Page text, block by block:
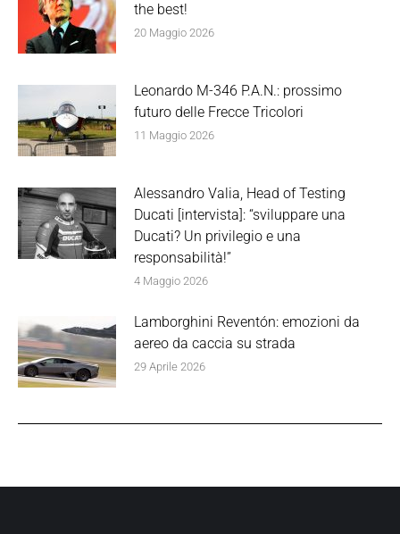
the best!
20 Maggio 2026
Leonardo M-346 P.A.N.: prossimo
futuro delle Frecce Tricolori
11 Maggio 2026
Alessandro Valia, Head of Testing
Ducati [intervista]: “sviluppare una
Ducati? Un privilegio e una
responsabilità!”
4 Maggio 2026
Lamborghini Reventón: emozioni da
aereo da caccia su strada
29 Aprile 2026